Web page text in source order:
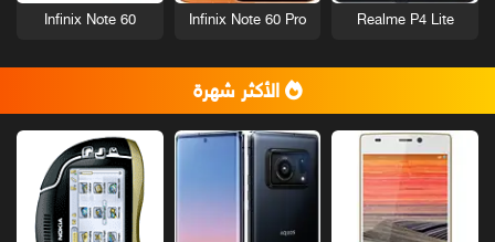
Realme P4 Lite
Infinix Note 60 Pro
Infinix Note 60
الأكثر شهرة